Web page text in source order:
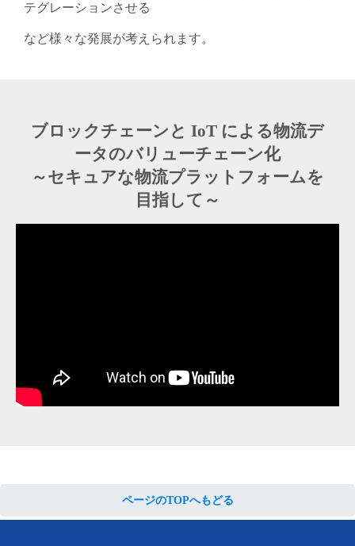
テグレーションさせる
など様々な発展が考えられます。
ブロックチェーンと IoT による物流デ
ータのバリューチェーン化
～セキュアな物流プラットフォームを
目指して～
ページのTOPへもどる